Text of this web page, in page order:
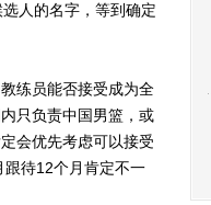
人的名字，等到确定
练员能否接受成为全
只负责中国男篮，或
会优先考虑可以接受
跟待12个月肯定不一